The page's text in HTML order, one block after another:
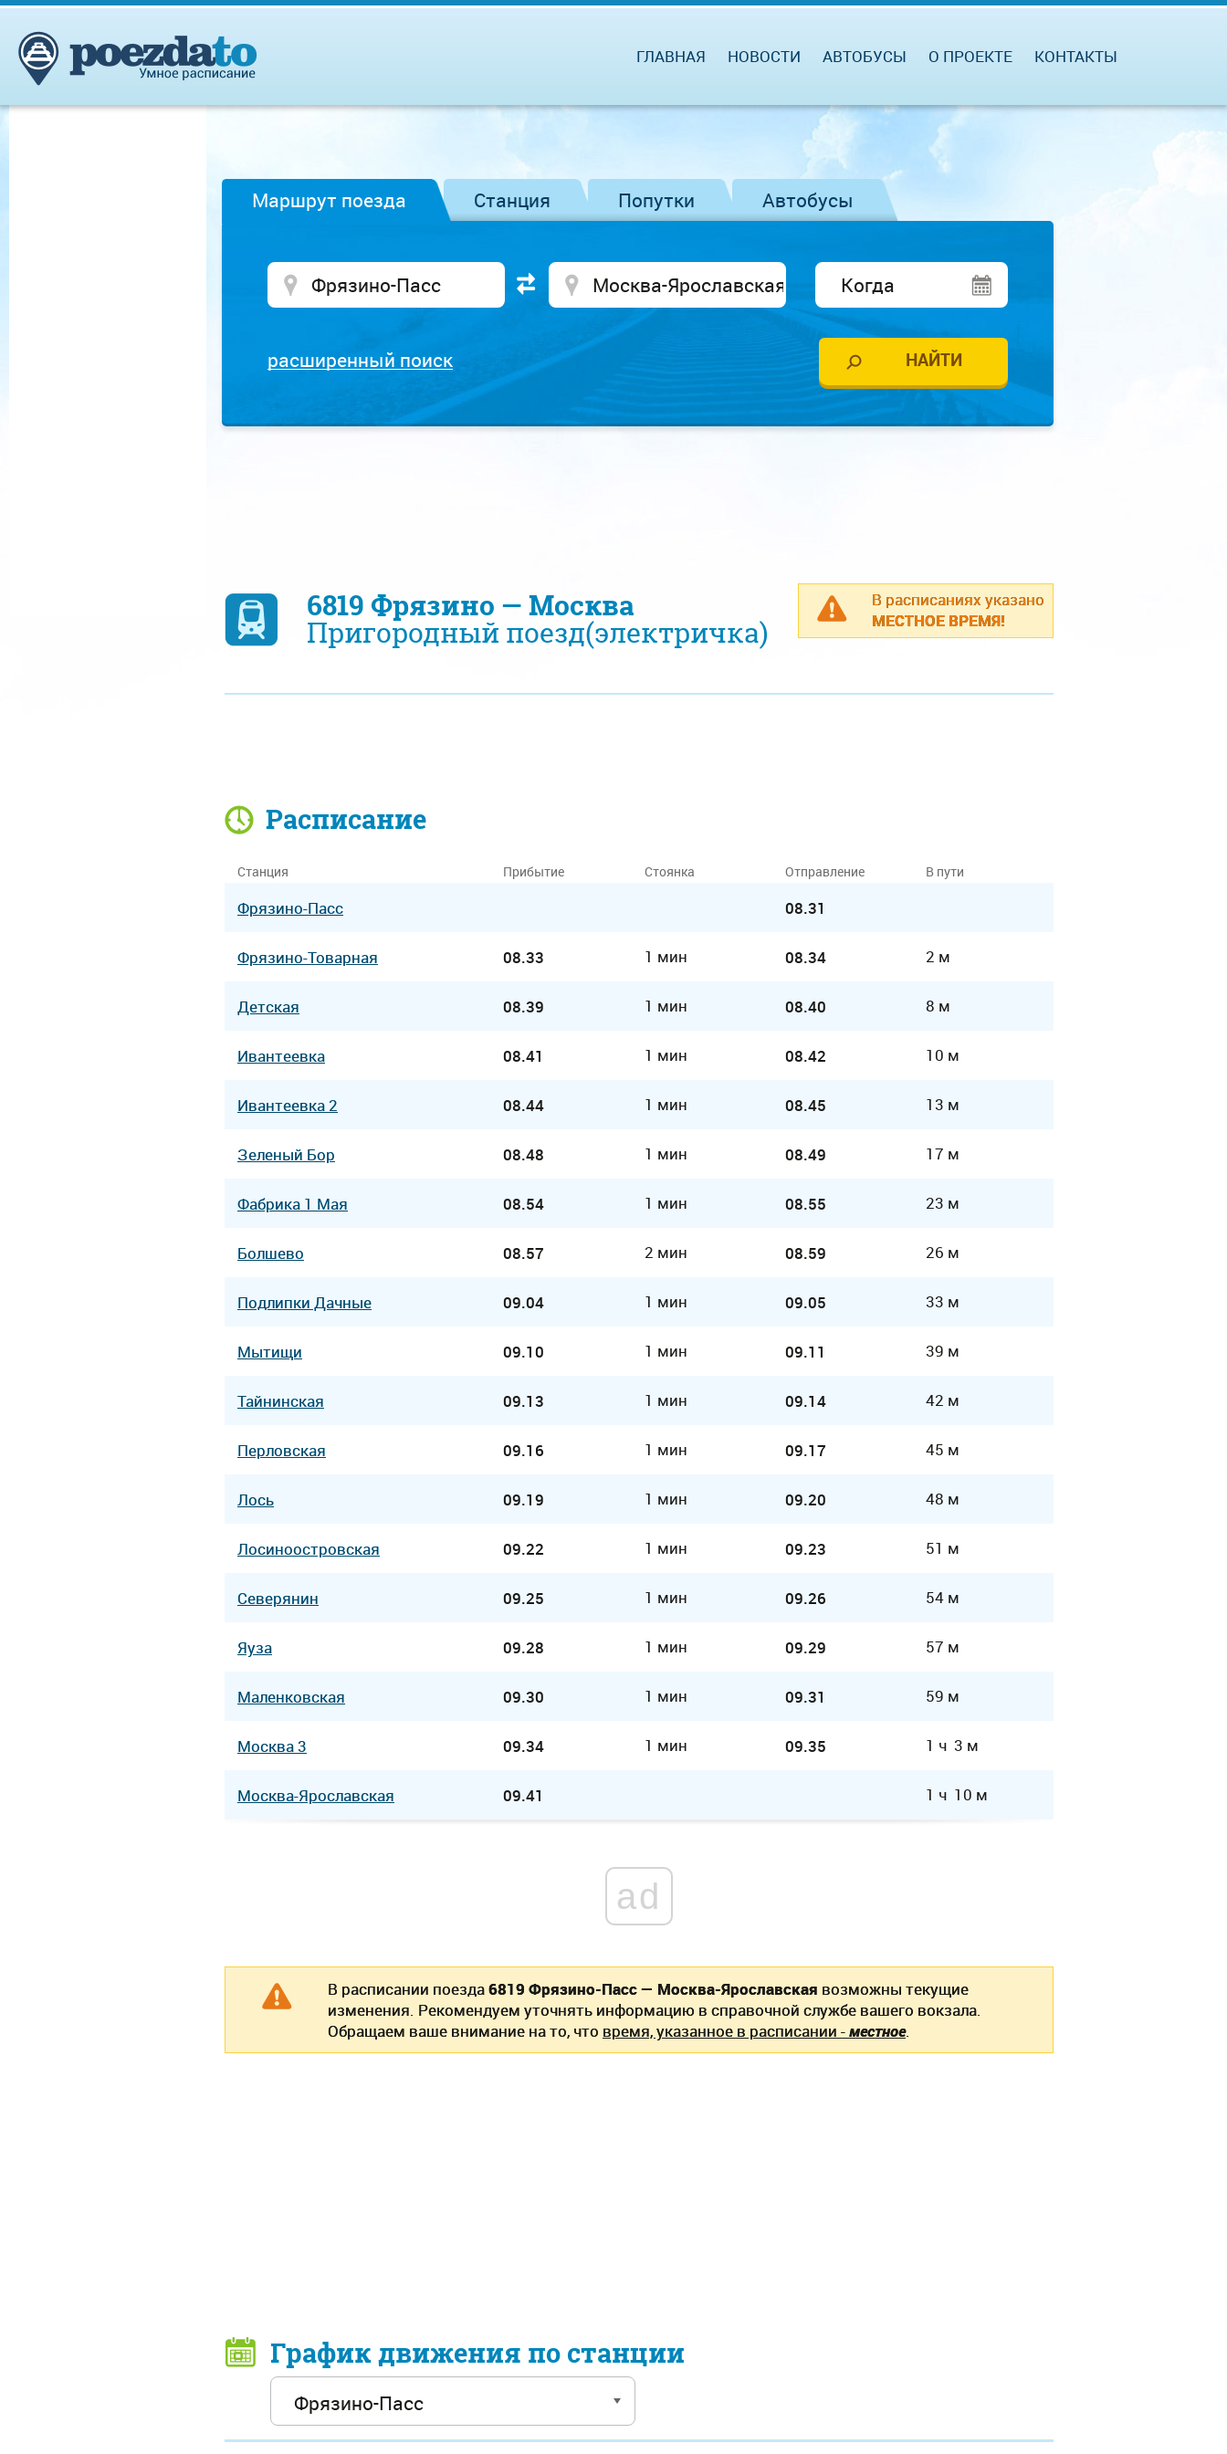
ГЛАВНАЯ НОВОСТИ АВТОБУСЫ О ПРОЕКТЕ КОНТАКТЫ
Маршрут поезда Станция Попутки Автобусы
расширенный поиск
В расписаниях указано
МЕСТНОЕ ВРЕМЯ!
6819 Фрязино — Москва
Пригородный поезд(электричка)
Расписание
Станция Прибытие Стоянка Отправление В пути
Фрязино-Пасс 08.31
Фрязино-Товарная 08.33 1 мин 08.34 2 м
Детская 08.39 1 мин 08.40 8 м
Ивантеевка 08.41 1 мин 08.42 10 м
Ивантеевка 2 08.44 1 мин 08.45 13 м
Зеленый Бор 08.48 1 мин 08.49 17 м
Фабрика 1 Мая 08.54 1 мин 08.55 23 м
Болшево 08.57 2 мин 08.59 26 м
Подлипки Дачные 09.04 1 мин 09.05 33 м
Мытищи 09.10 1 мин 09.11 39 м
Тайнинская 09.13 1 мин 09.14 42 м
Перловская 09.16 1 мин 09.17 45 м
Лось 09.19 1 мин 09.20 48 м
Лосиноостровская 09.22 1 мин 09.23 51 м
Северянин 09.25 1 мин 09.26 54 м
Яуза 09.28 1 мин 09.29 57 м
Маленковская 09.30 1 мин 09.31 59 м
Москва 3 09.34 1 мин 09.35 1 ч 3 м
Москва-Ярославская 09.41 1 ч 10 м
ad
В расписании поезда6819 Фрязино-Пасс — Москва-Ярославская возможны текущие
изменения. Рекомендуем уточнять информацию в справочной службе вашего вокзала.
Обращаем ваше внимание на то, что время, указанное в расписании -местное.
График движения по станции